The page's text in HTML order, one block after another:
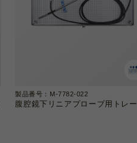
製品番号：M-7782-022
腹腔鏡下リニアプローブ用トレー